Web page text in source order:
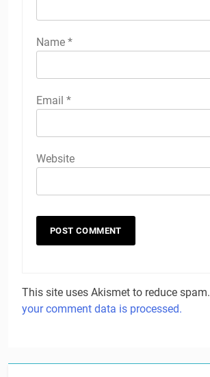
Name *
Email *
Website
This site uses Akismet to reduce spam.
your comment data is processed.